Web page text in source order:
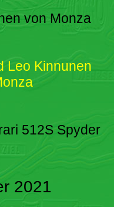
von Monza
Leo Kinnunen
512S Spyder
2021